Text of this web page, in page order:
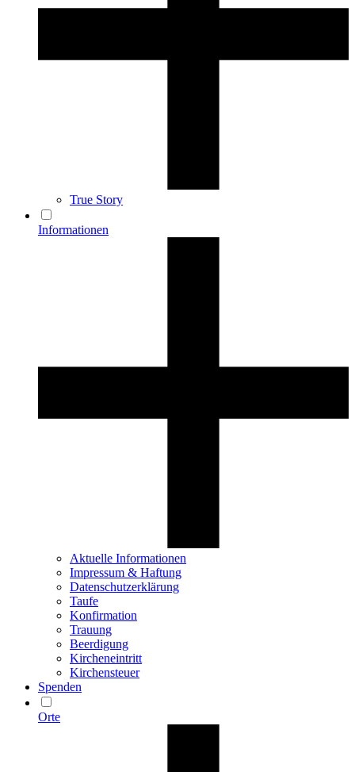
True Story
Informationen
Aktuelle Informationen
Impressum & Haftung
Datenschutzerklärung
Taufe
Konfirmation
Trauung
Beerdigung
Kircheneintritt
Kirchensteuer
Spenden
Orte